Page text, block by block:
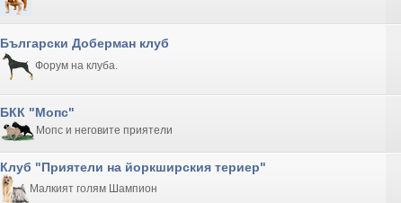
Български Доберман клуб
Форум на клуба.
БКК "Мопс"
Мопс и неговите приятели
Клуб "Приятели на йоркширския териер"
Малкият голям Шампион